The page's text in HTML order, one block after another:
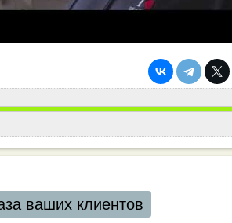
ваших клиентов